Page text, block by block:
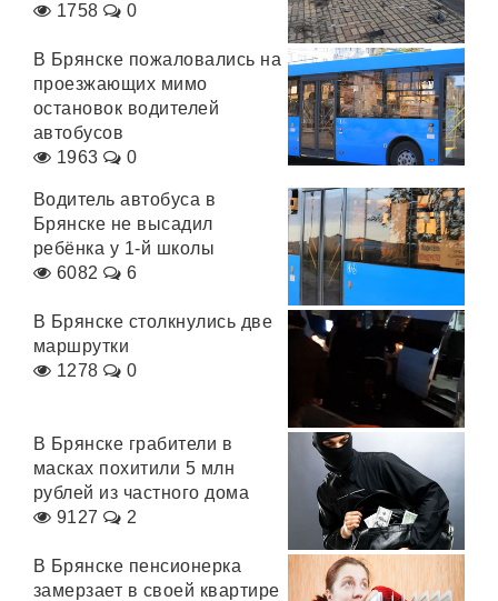
1758
0
В Брянске пожаловались на
проезжающих мимо
остановок водителей
автобусов
1963
0
Водитель автобуса в
Брянске не высадил
ребёнка у 1-й школы
6082
6
В Брянске столкнулись две
маршрутки
1278
0
В Брянске грабители в
масках похитили 5 млн
рублей из частного дома
9127
2
В Брянске пенсионерка
замерзает в своей квартире